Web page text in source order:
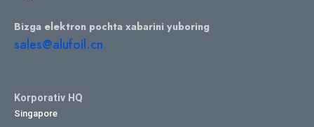
Bizga elektron pochta xabarini yuboring
sales@alufoil.cn
Korporativ HQ
Singapore